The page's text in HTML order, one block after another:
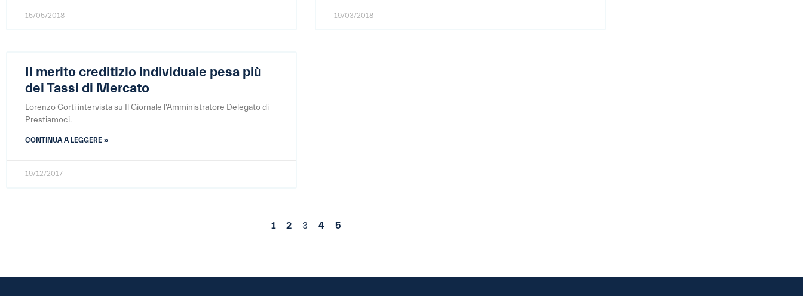
15/05/2018 19/03/2018
Il merito creditizio individuale pesa più
dei Tassi di Mercato
Lorenzo Corti intervista su Il Giornale l'Amministratore Delegato di
Prestiamoci.
CONTINUA A LEGGERE »
19/12/2017
1 2 3 4 5